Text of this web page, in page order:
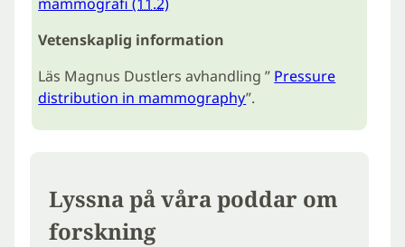
Vetenskaplig information
Läs Magnus Dustlers avhandling ” Pressure
distribution in mammography”.
Lyssna på våra poddar om
forskning